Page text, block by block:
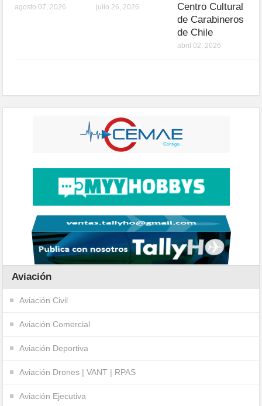
agosto 07, 2026 julio 26, 2026
Centro Cultural
de Carabineros
de Chile
abril 02, 2026
Aviación
Aviación Civil
Aviación Comercial
Aviación Deportiva
Aviación Drones | VANT | RPAS
Aviación Ejecutiva